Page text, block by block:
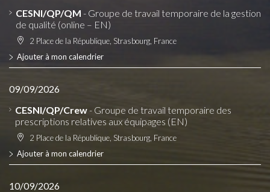
CESNI/QP/QM - Groupe de travail temporaire de la gestion
de qualité (online – EN)
2 Place de la République, Strasbourg, France
Ajouter à mon calendrier
09/09/2026
CESNI/QP/Crew- Groupe de travail temporaire des
prescriptions relatives aux équipages (EN)
2 Place de la République, Strasbourg, France
Ajouter à mon calendrier
10/09/2026